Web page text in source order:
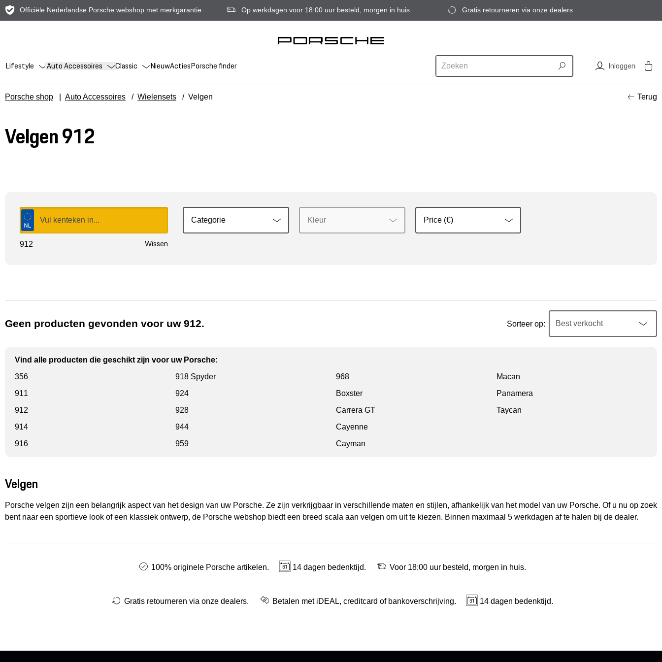
Officiële Nederlandse Porsche webshop met merkgarantie Op werkdagen voor 18:00 uur besteld, morgen in huis Gratis retourneren via onze dealers
Lifestyle Auto Accessoires Classic NieuwActiesPorsche finder Inloggen
Porsche shop Auto Accessoires / Wielensets / Velgen Terug
Velgen 912
912 Wissen
Categorie Kleur Price (€)
Geen producten gevonden voor uw 912. Sorteer op:
Vind alle producten die geschikt zijn voor uw Porsche:
356
911
912
914
916
918 Spyder
924
928
944
959
968
Boxster
Carrera GT
Cayenne
Cayman
Macan
Panamera
Taycan
Velgen
Porsche velgen zijn een belangrijk aspect van het design van uw Porsche. Ze zijn verkrijgbaar in verschillende maten en stijlen, afhankelijk van het model van uw Porsche. Of u nu op zoek
bent naar een sportieve look of een klassiek ontwerp, de Porsche webshop biedt een breed scala aan velgen om uit te kiezen. Binnen maximaal 5 werkdagen af te halen bij de dealer.
100% originele Porsche artikelen. 14 dagen bedenktijd. Voor 18:00 uur besteld, morgen in huis.
Gratis retourneren via onze dealers. Betalen met iDEAL, creditcard of bankoverschrijving. 14 dagen bedenktijd.